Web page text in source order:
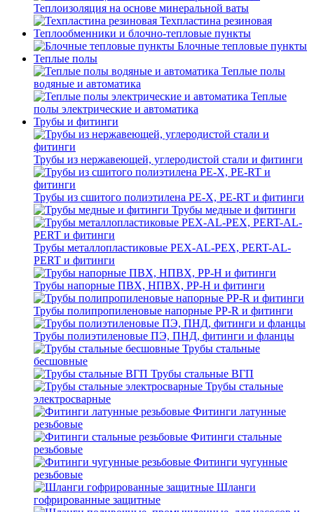
Теплоизоляция на основе минеральной ваты
Техпластина резиновая
Теплообменники и блочно-тепловые пункты
Блочные тепловые пункты
Теплые полы
Теплые полы
водяные и автоматика
Теплые
полы электрические и автоматика
Трубы и фитинги
Трубы из нержавеющей, углеродистой стали и фитинги
Трубы из сшитого полиэтилена PE-X, PE-RT и фитинги
Трубы медные и фитинги
Трубы металлопластиковые PEX-AL-PEX, PERT-AL-
PERT и фитинги
Трубы напорные ПВХ, НПВХ, PP-H и фитинги
Трубы полипропиленовые напорные PP-R и фитинги
Трубы полиэтиленовые ПЭ, ПНД, фитинги и фланцы
Трубы стальные
бесшовные
Трубы стальные ВГП
Трубы стальные
электросварные
Фитинги латунные
резьбовые
Фитинги стальные
резьбовые
Фитинги чугунные
резьбовые
Шланги
гофрированные защитные